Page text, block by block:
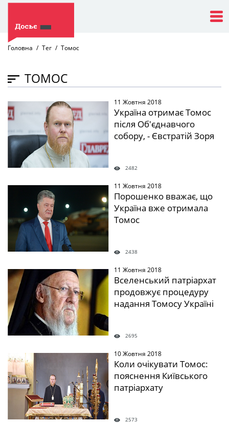
Головна Тег Томос
ТОМОС
" /> 11 Жовтня 2018
Україна отримає Томос
після Об'єднавчого
собору, - Євстратій Зоря
2482
11 Жовтня 2018
Порошенко вважає, що
Україна вже отримала
Томос
2438
" /> 11 Жовтня 2018
Вселенський патріархат
продовжує процедуру
надання Томосу Україні
2695
" /> 10 Жовтня 2018
Коли очікувати Томос:
пояснення Київського
патріархату
2573